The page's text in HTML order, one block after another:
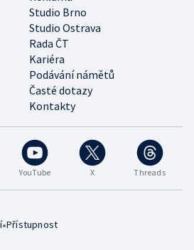
YouTube X Threads
Studio Brno
Studio Ostrava
Rada ČT
Kariéra
Podávání námětů
Časté dotazy
Kontakty
•Přístupnost